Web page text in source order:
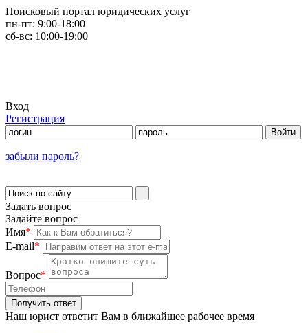
Поисковый портал юридических услуг
пн-пт: 9:00-18:00
сб-вс: 10:00-19:00
Вход
Регистрация
забыли пароль?
Задать вопрос
Задайте вопрос
Имя*
E-mail*
Вопрос*
Наш юрист ответит Вам в ближайшее рабочее время